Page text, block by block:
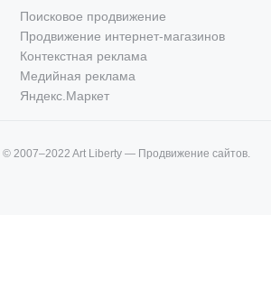
Поисковое продвижение
Продвижение интернет-магазинов
Контекстная реклама
Медийная реклама
Яндекс.Маркет
© 2007–2022 Art Liberty — Продвижение сайтов.